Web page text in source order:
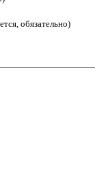
обязательно)